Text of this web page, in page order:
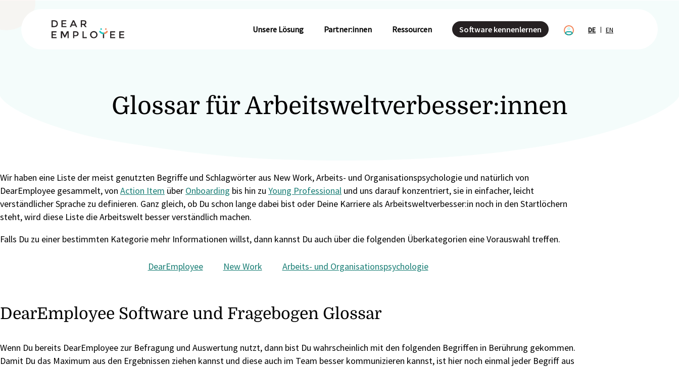
Unsere Lösung Partner:innen Ressourcen Software kennenlernen DE EN
Glossar für Arbeitsweltverbesser:innen
Wir haben eine Liste der meist genutzten Begriffe und Schlagwörter aus New Work, Arbeits- und Organisationspsychologie und natürlich von
DearEmployee gesammelt, von Action Item über Onboarding bis hin zu Young Professional und uns darauf konzentriert, sie in einfacher, leicht
verständlicher Sprache zu definieren. Ganz gleich, ob Du schon lange dabei bist oder Deine Karriere als Arbeitsweltverbesser:in noch in den Startlöchern
steht, wird diese Liste die Arbeitswelt besser verständlich machen.
Falls Du zu einer bestimmten Kategorie mehr Informationen willst, dann kannst Du auch über die folgenden Überkategorien eine Vorauswahl treffen.
DearEmployee New Work Arbeits- und Organisationspsychologie
DearEmployee Software und Fragebogen Glossar
Wenn Du bereits DearEmployee zur Befragung und Auswertung nutzt, dann bist Du wahrscheinlich mit den folgenden Begriffen in Berührung gekommen.
Damit Du das Maximum aus den Ergebnissen ziehen kannst und diese auch im Team besser kommunizieren kannst, ist hier noch einmal jeder Begriff aus